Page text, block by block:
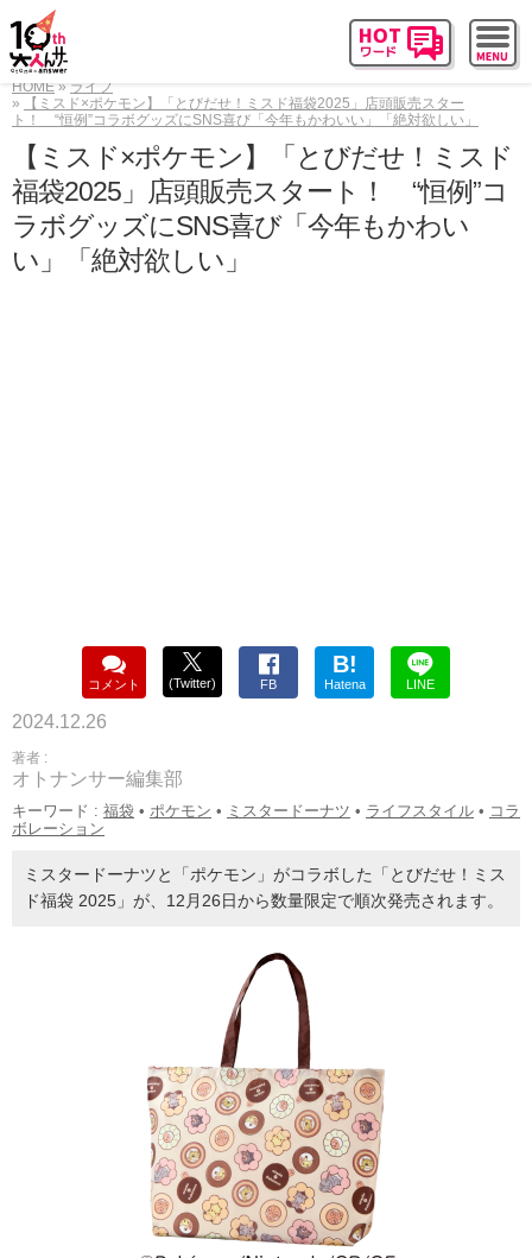
HOME
ライフ
【ミスド×ポケモン】「とびだせ！ミスド福袋2025」店頭販売スター
ト！ “恒例”コラボグッズにSNS喜び「今年もかわいい」「絶対欲しい」
【ミスド×ポケモン】「とびだせ！ミスド
福袋2025」店頭販売スタート！ “恒例”コ
ラボグッズにSNS喜び「今年もかわい
い」「絶対欲しい」
コメント (Twitter) FB
B!
Hatena LINE
2024.12.26
著者 :
オトナンサー編集部
キーワード : 福袋 • ポケモン • ミスタードーナツ • ライフスタイル • コラ
ボレーション
ミスタードーナツと「ポケモン」がコラボした「とびだせ！ミス
ド福袋 2025」が、12月26日から数量限定で順次発売されます。